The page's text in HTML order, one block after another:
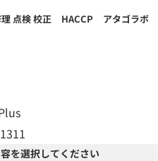
点検 校正 HACCP アタゴラボ
を選択してください